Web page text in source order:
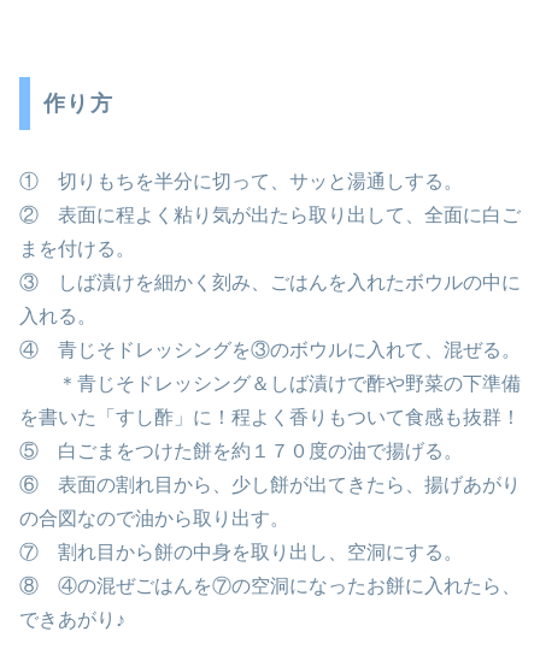
作り方
① 切りもちを半分に切って、サッと湯通しする。
② 表面に程よく粘り気が出たら取り出して、全面に白ご
まを付ける。
③ しば漬けを細かく刻み、ごはんを入れたボウルの中に
入れる。
④ 青じそドレッシングを③のボウルに入れて、混ぜる。
＊青じそドレッシング＆しば漬けで酢や野菜の下準備
を書いた「すし酢」に！程よく香りもついて食感も抜群！
⑤ 白ごまをつけた餅を約１７０度の油で揚げる。
⑥ 表面の割れ目から、少し餅が出てきたら、揚げあがり
の合図なので油から取り出す。
⑦ 割れ目から餅の中身を取り出し、空洞にする。
⑧ ④の混ぜごはんを⑦の空洞になったお餅に入れたら、
できあがり♪